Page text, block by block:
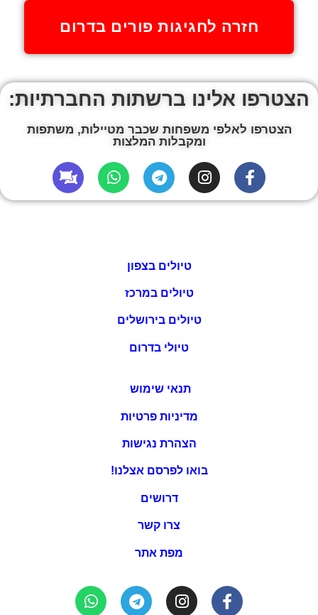
חזרה לחגיגות פורים בדרום
הצטרפו אלינו ברשתות החברתיות:
הצטרפו לאלפי משפחות שכבר מטיילות, משתפות
ומקבלות המלצות
טיולים בצפון
טיולים במרכז
טיולים בירושלים
טיולי בדרום
תנאי שימוש
מדיניות פרטיות
הצהרת נגישות
בואו לפרסם אצלנו!
דרושים
צרו קשר
מפת אתר